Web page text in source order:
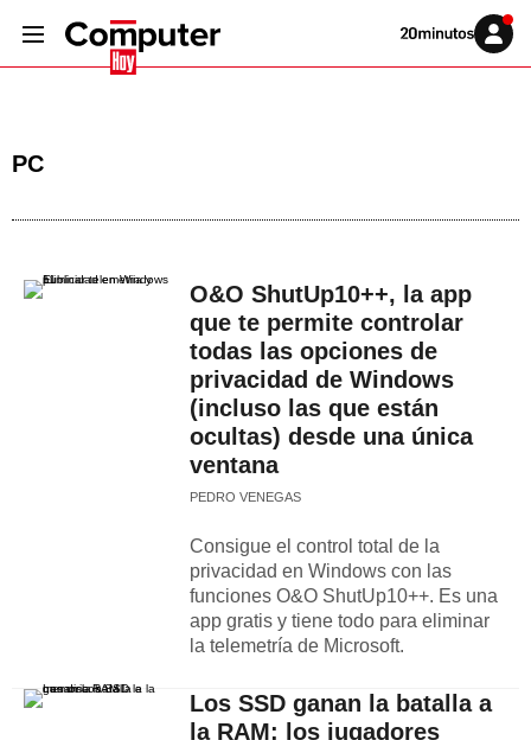
Volver
Iniciar
sesión
PC
O&O ShutUp10++, la app
que te permite controlar
todas las opciones de
privacidad de Windows
(incluso las que están
ocultas) desde una única
ventana
PEDRO VENEGAS
Consigue el control total de la
privacidad en Windows con las
funciones O&O ShutUp10++. Es una
app gratis y tiene todo para eliminar
la telemetría de Microsoft.
Los SSD ganan la batalla a
la RAM: los jugadores